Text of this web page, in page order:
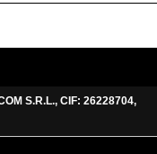
S.R.L., CIF: 26228704,